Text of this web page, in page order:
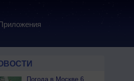
Погода в Москве 6